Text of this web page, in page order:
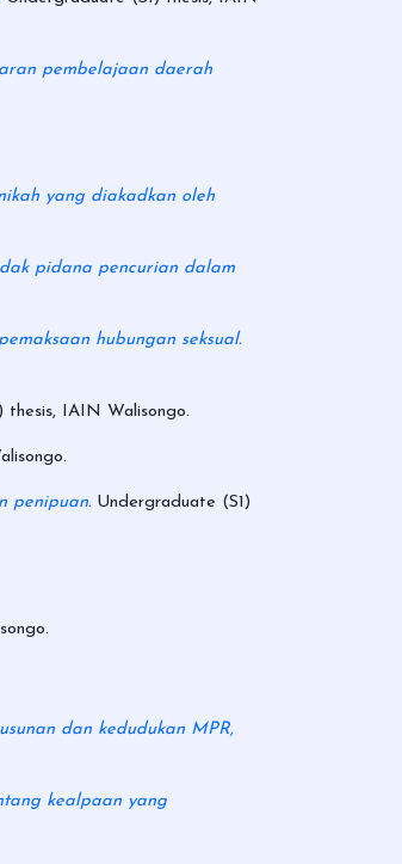
pembelajaan daerah
yang diakadkan oleh
pidana pencurian dalam
hubungan seksual.
thesis, IAIN Walisongo.
penipuan. Undergraduate (S1)
dan kedudukan MPR,
kealpaan yang